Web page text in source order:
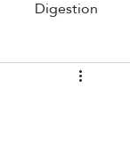
Digestion